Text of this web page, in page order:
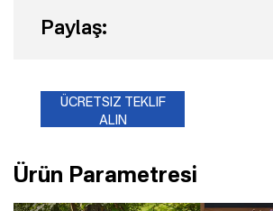
Paylaş:
ÜCRETSIZ TEKLIF
ALIN
Ürün Parametresi